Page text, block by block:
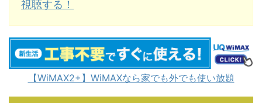
視聴する！
【WiMAX2+】WiMAXなら家でも外でも使い放題